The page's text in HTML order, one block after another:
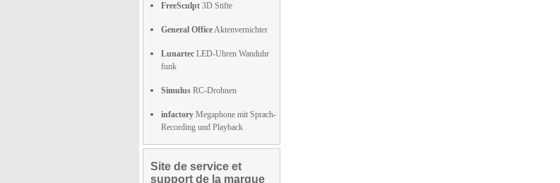
FreeSculpt 3D Stifte
General OfficeAktenvernichter
Lunartec LED-Uhren Wanduhr
funk
Simulus RC-Drohnen
infactory Megaphone mit Sprach-
Recording und Playback
Site de service et
support de la marque